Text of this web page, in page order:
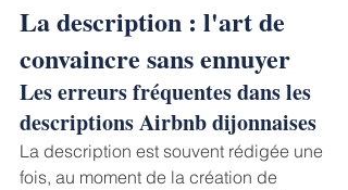
La description : l'art de
convaincre sans ennuyer
Les erreurs fréquentes dans les
descriptions Airbnb dijonnaises
La description est souvent rédigée une
fois, au moment de la création de